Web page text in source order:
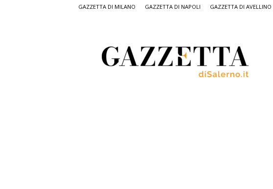
GAZZETTA DI MILANO GAZZETTA DI NAPOLI GAZZETTA DI AVELLINO
Salerno,
il
quotidiano